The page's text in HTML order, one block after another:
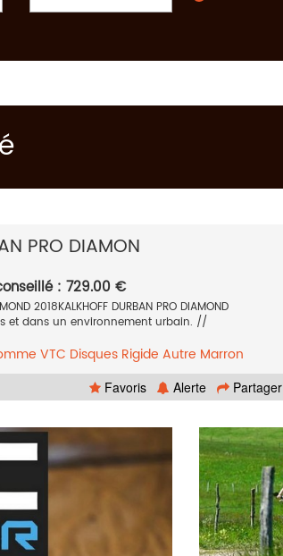
PRO DIAMON
: 729.00 €
2018KALKHOFF DURBAN PRO DIAMOND
et dans un environnement urbain. //
VTC Disques Rigide Autre Marron
Favoris Alerte Partager